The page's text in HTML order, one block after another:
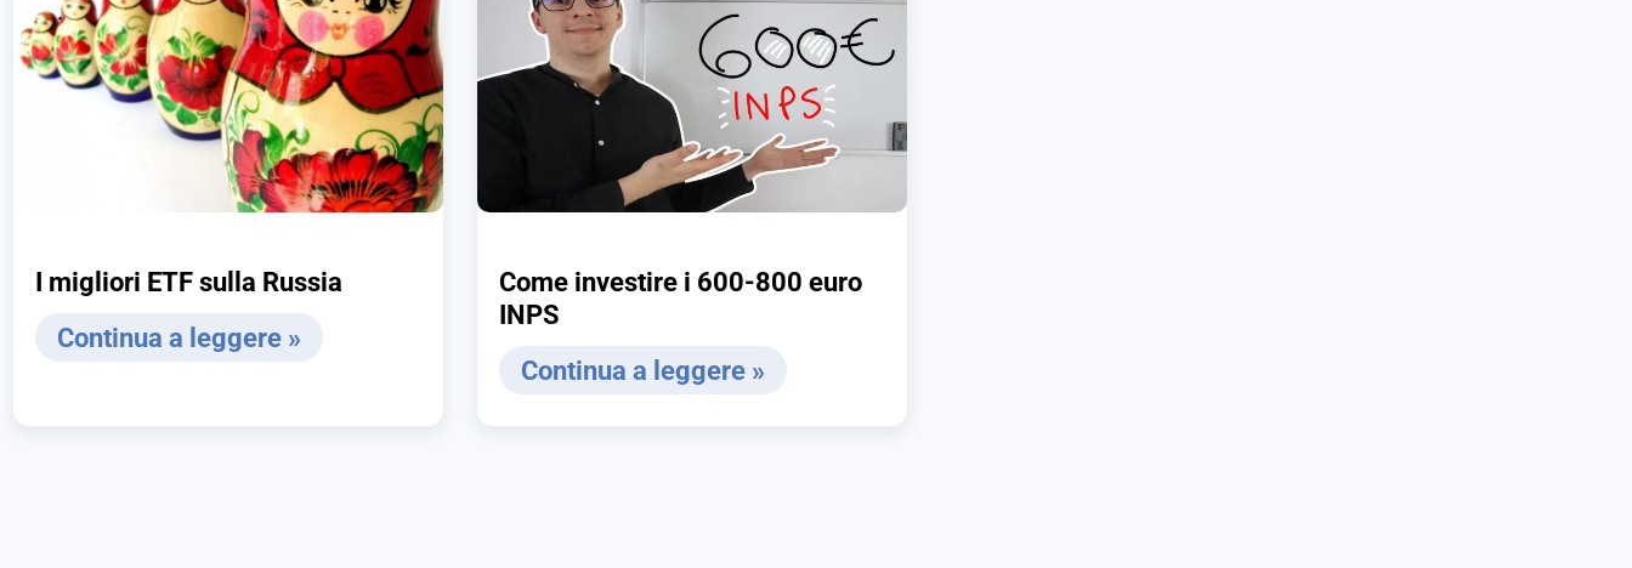
I migliori ETF sulla Russia
Continua a leggere »
Come investire i 600-800 euro
INPS
Continua a leggere »